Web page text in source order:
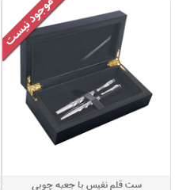
ست قلم نفیس با جعبه چوبی